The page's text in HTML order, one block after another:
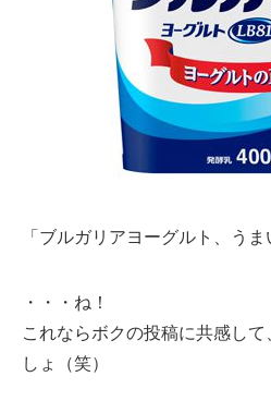
「ブルガリアヨーグルト、うま
・・・ね！
これならボクの投稿に共感し
しょ（笑）